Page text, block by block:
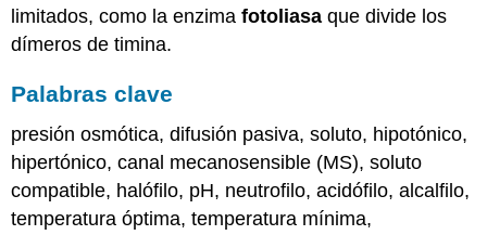
limitados, como la enzimafotoliasa que divide los
dímeros de timina.
Palabras clave
presión osmótica, difusión pasiva, soluto, hipotónico,
hipertónico, canal mecanosensible (MS), soluto
compatible, halófilo, pH, neutrofilo, acidófilo, alcalfilo,
temperatura óptima, temperatura mínima,